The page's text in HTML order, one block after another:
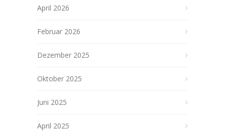
April 2026
Februar 2026
Dezember 2025
Oktober 2025
Juni 2025
April 2025